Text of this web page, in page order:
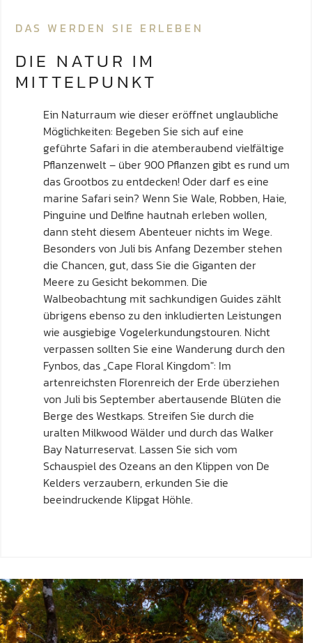
DAS WERDEN SIE ERLEBEN
DIE NATUR IM
MITTELPUNKT
Ein Naturraum wie dieser eröffnet unglaubliche
Möglichkeiten: Begeben Sie sich auf eine
geführte Safari in die atemberaubend vielfältige
Pflanzenwelt – über 900 Pflanzen gibt es rund um
das Grootbos zu entdecken! Oder darf es eine
marine Safari sein? Wenn Sie Wale, Robben, Haie,
Pinguine und Delfine hautnah erleben wollen,
dann steht diesem Abenteuer nichts im Wege.
Besonders von Juli bis Anfang Dezember stehen
die Chancen, gut, dass Sie die Giganten der
Meere zu Gesicht bekommen. Die
Walbeobachtung mit sachkundigen Guides zählt
übrigens ebenso zu den inkludierten Leistungen
wie ausgiebige Vogelerkundungstouren. Nicht
verpassen sollten Sie eine Wanderung durch den
Fynbos, das „Cape Floral Kingdom": Im
artenreichsten Florenreich der Erde überziehen
von Juli bis September abertausende Blüten die
Berge des Westkaps. Streifen Sie durch die
uralten Milkwood Wälder und durch das Walker
Bay Naturreservat. Lassen Sie sich vom
Schauspiel des Ozeans an den Klippen von De
Kelders verzaubern, erkunden Sie die
beeindruckende Klipgat Höhle.